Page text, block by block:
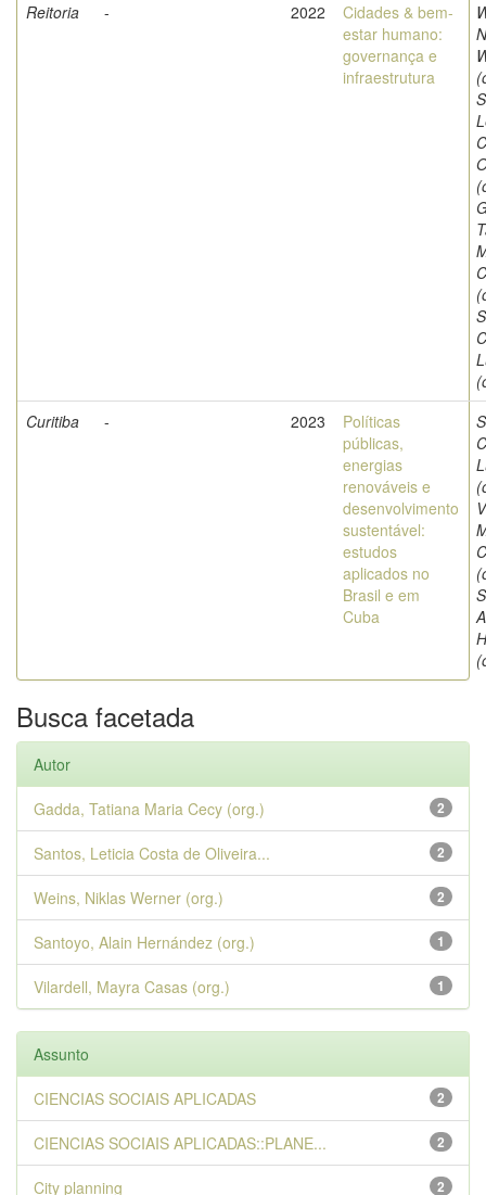
Reitoria
- 2022
Cidades & bem-
estar humano:
governança e
infraestrutura
Curitiba
- 2023
Políticas
públicas,
energias
renováveis e
desenvolvimento
sustentável:
estudos
aplicados no
Brasil e em
Cuba
Busca facetada
Autor
2
Gadda, Tatiana Maria Cecy (org.)
2
Santos, Leticia Costa de Oliveira...
2
Weins, Niklas Werner (org.)
1
Santoyo, Alain Hernández (org.)
1
Vilardell, Mayra Casas (org.)
Assunto
2
CIENCIAS SOCIAIS APLICADAS
2
CIENCIAS SOCIAIS APLICADAS::PLANE...
2
City planning